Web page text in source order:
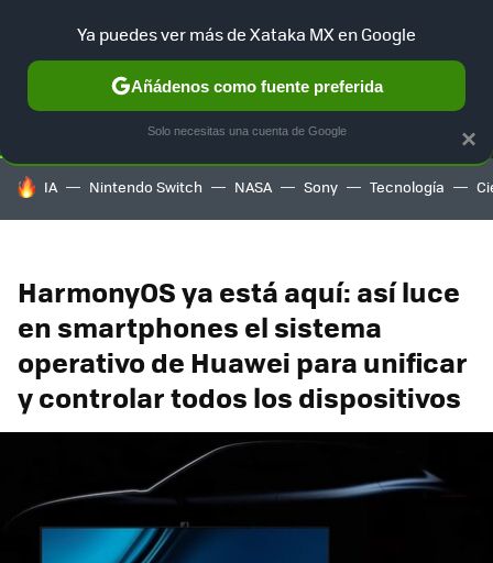
SELECCIÓN GAMING HOME AUTO TERRITORIO
HOY SE HABLA DE
IA Nintendo Switch NASA Sony Tecnología
HarmonyOS ya está aquí: así luce
en smartphones el sistema
operativo de Huawei para unificar
y controlar todos los dispositivos
×
Ya puedes ver más de Xataka MX en Google
Añádenos como fuente preferida
Solo necesitas una cuenta de Google